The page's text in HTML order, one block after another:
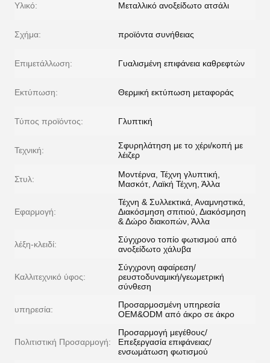
Υλικό: Μεταλλικό ανοξείδωτο ατσάλι
Σχήμα: προϊόντα συνήθειας
Επιμετάλλωση: Γυαλισμένη επιφάνεια καθρεφτών
Εκτύπωση: Θερμική εκτύπωση μεταφοράς
Τύπος προϊόντος: Γλυπτική
Τεχνική:
Σφυρηλάτηση με το χέρι/κοπή με
λέιζερ
Στυλ:
Μοντέρνα, Τέχνη γλυπτική,
Μασκότ, Λαϊκή Τέχνη, Άλλα
Εφαρμογή:
Τέχνη & Συλλεκτικά, Αναμνηστικά,
Διακόσμηση σπιτιού, Διακόσμηση
& Δώρο διακοπών, Άλλα
λέξη-κλειδί:
Σύγχρονο τοπίο φωτισμού από
ανοξείδωτο χάλυβα
Καλλιτεχνικό ύφος:
Σύγχρονη αφαίρεση/
ρευστοδυναμική/γεωμετρική
σύνθεση
υπηρεσία:
Προσαρμοσμένη υπηρεσία
OEM&ODM από άκρο σε άκρο
Πολιτιστική Προσαρμογή:
Προσαρμογή μεγέθους/
Επεξεργασία επιφάνειας/
ενσωμάτωση φωτισμού